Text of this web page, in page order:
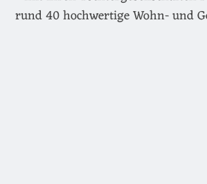
rund 40 hochwertige Wohn- und